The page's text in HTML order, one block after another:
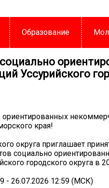
Образование
Уссурийского
края!
округа приглашает
социально
городского округа в
- 26.07.2026 12:59 (МСК)